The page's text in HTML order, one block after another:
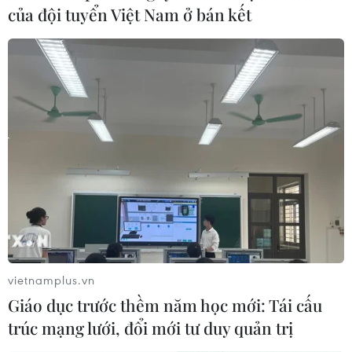
trưởng Eurozone
05/08/2026 22:59
Tổng thống Nga thay đổi vị
trí các chỉ huy tại mặt trận Ukraine
Đâm dao ở trung tâm London, một
nữ nghi phạm bị bắt giữ
05/08/2026 15:07
của đội tuyển Việt Nam ở bán kết
vietnamplus.vn
Giáo dục trước thềm năm học mới: Tái cấu
trúc mạng lưới, đổi mới tư duy quản trị